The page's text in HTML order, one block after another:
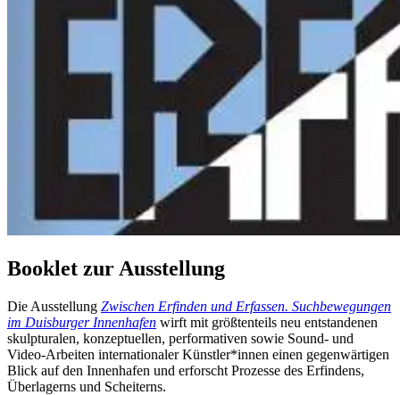
Booklet zur Ausstellung
Die Ausstellung Zwischen Erfinden und Erfassen. Suchbewegungen
im Duisburger Innenhafen wirft mit größtenteils neu entstandenen
skulpturalen, konzeptuellen, performativen sowie Sound- und
Video-Arbeiten internationaler Künstler*innen einen gegenwärtigen
Blick auf den Innenhafen und erforscht Prozesse des Erfindens,
Überlagerns und Scheiterns.